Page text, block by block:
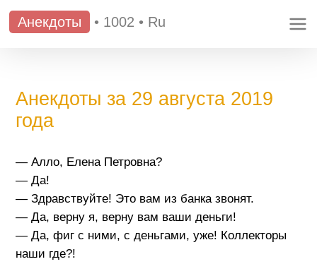
Анекдоты • 1002 • Ru
Анекдоты за 29 августа 2019
года
— Алло, Елена Петровна?
— Да!
— Здравствуйте! Это вам из банка звонят.
— Да, верну я, верну вам ваши деньги!
— Да, фиг с ними, с деньгами, уже! Коллекторы
наши где?!